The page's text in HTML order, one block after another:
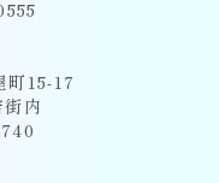
町15-17
内